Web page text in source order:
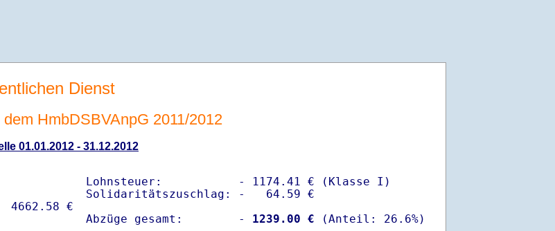
Dienst
HmbDSBVAnpG 2011/2012
01.01.2012 - 31.12.2012
Lohnsteuer:           - 1174.41 € (Klasse I)
Solidaritätszuschlag: -   64.59 €
Abzüge gesamt:        -
1239.00 €